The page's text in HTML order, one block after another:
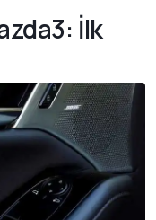
İlk